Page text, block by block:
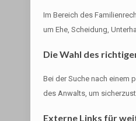
Im Bereich des
um Ehe, Scheidung,
Die Wahl des
Bei der Suche nach einem
des Anwalts, um
Externe Links für